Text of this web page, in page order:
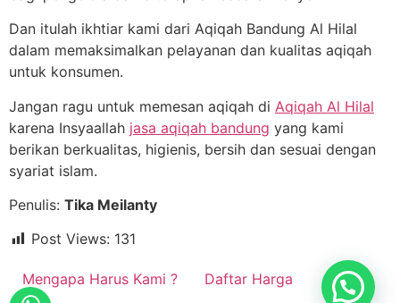
Dan itulah ikhtiar kami dari Aqiqah Bandung Al Hilal
dalam memaksimalkan pelayanan dan kualitas aqiqah
untuk konsumen.
Jangan ragu untuk memesan aqiqah di Aqiqah Al Hilal
karena Insyaallah jasa aqiqah bandung yang kami
berikan berkualitas, higienis, bersih dan sesuai dengan
syariat islam.
Penulis: Tika Meilanty
Post Views: 131
Mengapa Harus Kami ?
Daftar Harga